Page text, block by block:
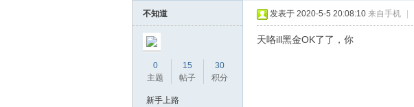
不知道
0
主题
15
帖子
30
积分
新手上路
发表于 2020-5-5 20:08:10 来自手机
天咯ill黑金OK了了，你